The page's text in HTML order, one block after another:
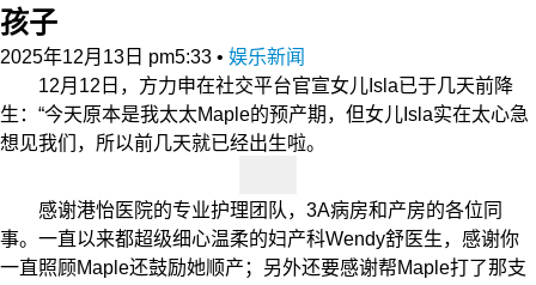
孩子
2025年12月13日 pm5:33 • 娱乐新闻
12月12日，方力申在社交平台官宣女儿Isla已于几天前降
生：“今天原本是我太太Maple的预产期，但女儿Isla实在太心急
想见我们，所以前几天就已经出生啦。
感谢港怡医院的专业护理团队，3A病房和产房的各位同
事。一直以来都超级细心温柔的妇产科Wendy舒医生，感谢你
一直照顾Maple还鼓励她顺产；另外还要感谢帮Maple打了那支